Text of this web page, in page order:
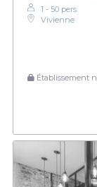
1 - 50 pers.
Vivienne
Établissement